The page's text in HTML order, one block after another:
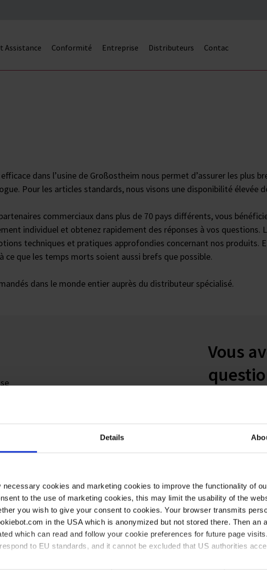
Details
cookies and marketing cookies to improve the functionality of
to the use of marketing cookies, this may limit the usability of the
you wish to give your consent to cookies. Your browser transmits
in the USA which is anonymized but not stored there. Then an
which can read and follow your cookie preferences for future page
to EU standards, and it cannot be excluded that US authorities
Assistance Conformité Entreprise Distributeurs Contac
dans l’usine de Großostheim nous permet d’assurer les plus
Pour les articles standards, nous visons une disponibilité élevée
commerciaux dans plus de 70 pays différents, vous
individuel et obtenez rapidement des réponses à vos
techniques et pratiques approfondies concernant nos produits.
ce que les temps morts soient aussi brefs que possible.
dans le monde entier auprès du distributeur spécialisé.
«
Vous